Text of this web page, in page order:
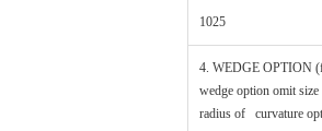
1025
4. WEDGE OPTION
wedge option omit size
radius of curvature